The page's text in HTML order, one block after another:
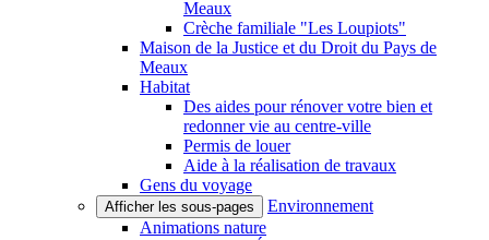
Meaux
Crèche familiale "Les Loupiots"
Maison de la Justice et du Droit du Pays de
Meaux
Habitat
Des aides pour rénover votre bien et
redonner vie au centre-ville
Permis de louer
Aide à la réalisation de travaux
Gens du voyage
Afficher les sous-pages
Environnement
Animations nature